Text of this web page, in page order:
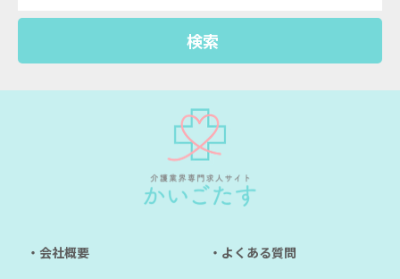
検索
・会社概要
・よくある質問